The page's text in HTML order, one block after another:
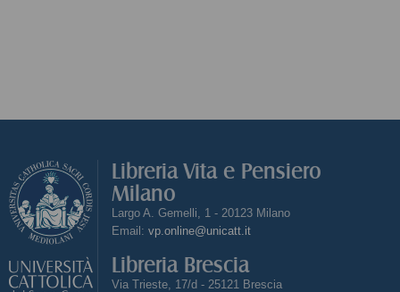
Libreria Vita e Pensiero
Milano
Largo A. Gemelli, 1 - 20123 Milano
Email: vp.online@unicatt.it
Libreria Brescia
Via Trieste, 17/d - 25121 Brescia